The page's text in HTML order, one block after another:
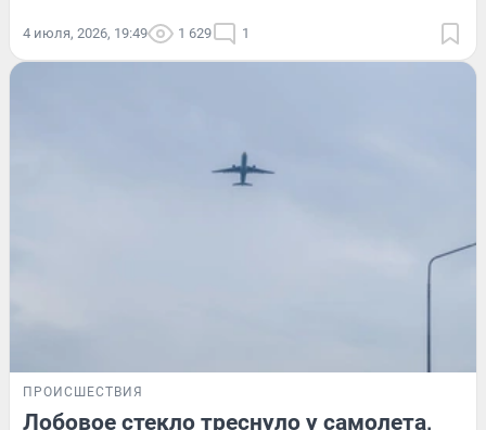
4 июля, 2026, 19:49 1 629 1
ПРОИСШЕСТВИЯ
Лобовое стекло треснуло у самолета,